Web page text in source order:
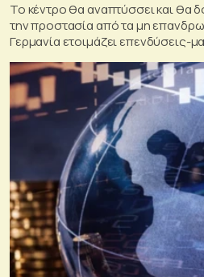
Το κέντρο θα αναπτύσσει και θα
την προστασία από τα μη
Γερμανία ετοιμάζει επενδύσεις-